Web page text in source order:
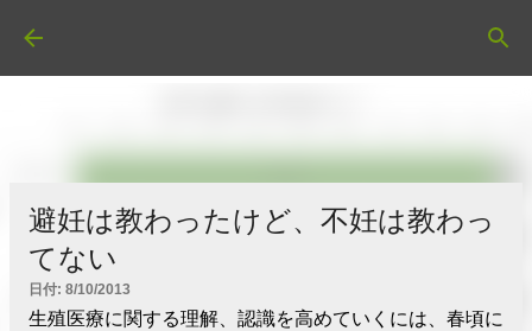
避妊は教わったけど、不妊は教わっ
てない
日付: 8/10/2013
生殖医療に関する理解、認識を高めていくには、春頃に